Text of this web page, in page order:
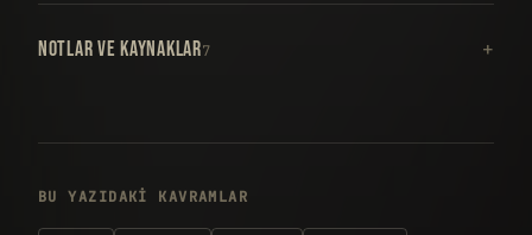
NOTLAR VE KAYNAKLAR7
BU YAZIDAKI KAVRAMLAR